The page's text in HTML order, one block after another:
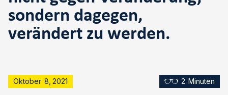
sondern dagegen,
verändert zu werden.
Oktober 8 2021 2 Minuten